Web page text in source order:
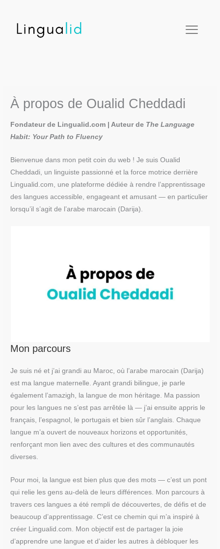
À propos de Oualid Cheddadi
Fondateur de Lingualid.com | Auteur de The Language
Habit: Your Path to Fluency
Bienvenue dans mon petit coin du web ! Je suis Oualid
Cheddadi, un linguiste passionné et la force motrice derrière
Lingualid.com, une plateforme dédiée à rendre l’apprentissage
des langues accessible, engageant et amusant — en particulier
lorsqu’il s’agit de l’arabe marocain (Darija).
Mon parcours
Je suis né et j’ai grandi au Maroc, où l’arabe marocain (Darija)
est ma langue maternelle. Ayant grandi bilingue, je parle
également l’amazigh, la langue de mon héritage. Ma passion
pour les langues ne s’est pas arrêtée là — j’ai ensuite appris le
français, l’espagnol, le portugais et bien sûr l’anglais. Chaque
langue m’a ouvert de nouveaux horizons et opportunités,
renforçant mon lien avec des cultures et des communautés
diverses.
Pour moi, la langue est bien plus que des mots — c’est un pont
qui relie les gens au-delà de leurs différences. Mon parcours à
travers ces langues a été rempli de découvertes, de défis et de
beaucoup d’apprentissage. C’est ce chemin qui m’a inspiré à
créer Lingualid.com. Mon objectif est de partager la joie
d’apprendre une langue et d’aider les autres à débloquer les